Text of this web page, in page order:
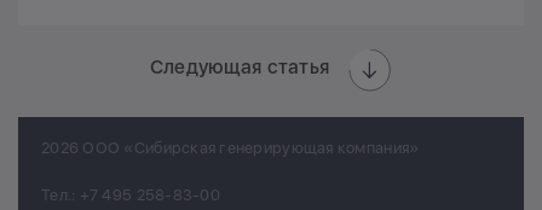
Следующая статья
2026 ООО «Сибирская генерирующая компания»
Тел.: +7 495 258-83-00